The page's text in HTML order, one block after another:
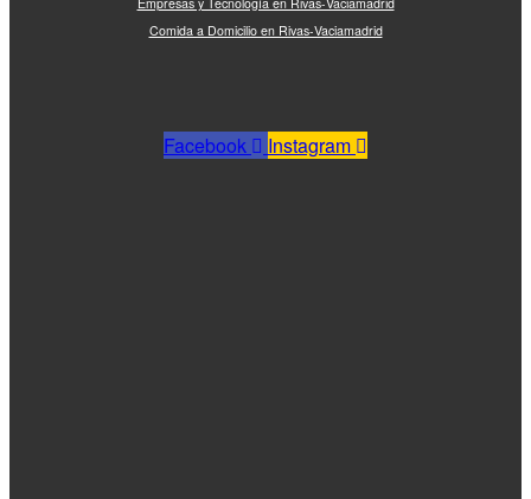
Comida a Domicilio en Rivas-Vaciamadrid
Facebook Instagram